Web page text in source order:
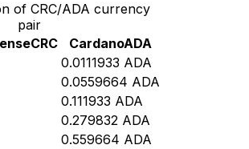
of CRC/ADA currency
pair
CRC CardanoADA
0.0111933 ADA
0.0559664 ADA
0.111933 ADA
0.279832 ADA
0.559664 ADA